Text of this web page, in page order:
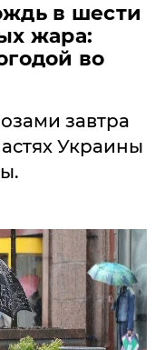
в шести
жара:
во
завтра
Украины